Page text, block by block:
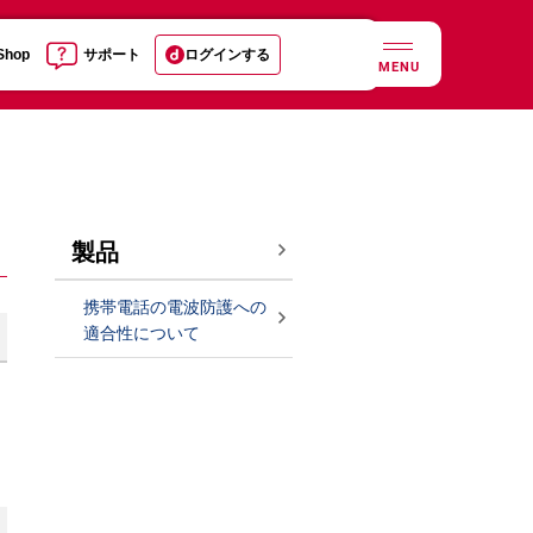
サポート ログインする
MENU
製品
携帯電話の電波防護への
適合性について